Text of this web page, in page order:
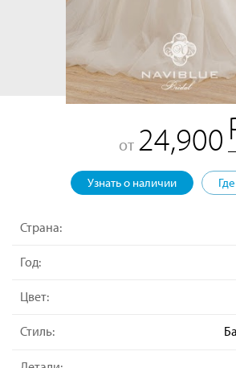
от 24,900
Узнать о наличии
Страна:
Год:
Цвет:
Стиль: